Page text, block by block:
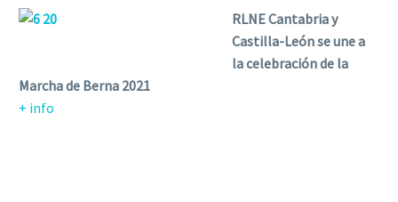
RLNE Cantabria y
Castilla-León se une a
la celebración de la
Marcha de Berna 2021
+ info